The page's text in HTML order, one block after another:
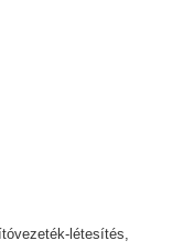
létesítés,